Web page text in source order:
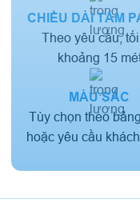
CHIỀU DÀI TẤM
Theo yêu cầu,
khoảng 15
MÀU SẮC
Tùy chọn theo
hoặc yêu cầu